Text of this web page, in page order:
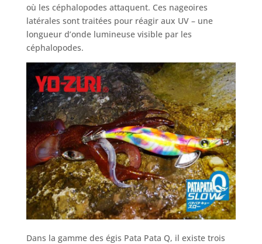
où les céphalopodes attaquent. Ces nageoires
latérales sont traitées pour réagir aux UV – une
longueur d’onde lumineuse visible par les
céphalopodes.
Dans la gamme des égis Pata Pata Q, il existe trois